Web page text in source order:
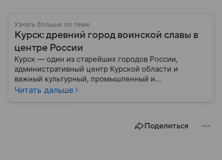
Узнать больше по теме
Курск: древний город воинской славы в
центре России
Курск — один из старейших городов России,
административный центр Курской области и
важный культурный, промышленный и
транспортный узел Центральной России. Город
Читать дальше
Поделиться